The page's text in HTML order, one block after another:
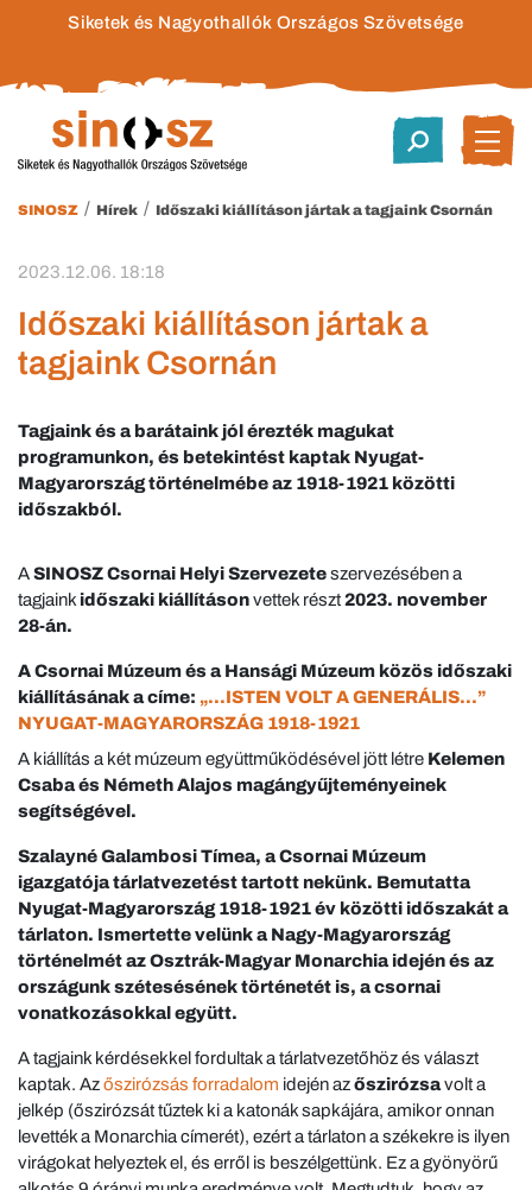
Siketek és Nagyothallók Országos Szövetsége
SINOSZ / Hírek / Időszaki kiállításon jártak a tagjaink Csornán
2023.12.06. 18:18
Időszaki kiállításon jártak a
tagjaink Csornán
Tagjaink és a barátaink jól érezték magukat
programunkon, és betekintést kaptak Nyugat-
Magyarország történelmébe az 1918-1921 közötti
időszakból.
ASINOSZ Csornai Helyi Szervezeteszervezésében a
tagjaink időszaki kiállításonvettek részt2023. november
28-án.
A Csornai Múzeum és a Hansági Múzeum közös időszaki
kiállításának a címe: „…ISTEN VOLT A GENERÁLIS…”
NYUGAT-MAGYARORSZÁG 1918-1921
A kiállítás a két múzeum együttműködésével jött létre Kelemen
Csaba és Németh Alajos magángyűjteményeinek
segítségével.
Szalayné Galambosi Tímea, a Csornai Múzeum
igazgatója tárlatvezetésttartott nekünk. Bemutatta
Nyugat-Magyarország 1918-1921 év közötti időszakát a
tárlaton. Ismertette velünk a Nagy-Magyarország
történelmét az Osztrák-Magyar Monarchia idején és az
országunk szétesésének történetét is, a csornai
vonatkozásokkal együtt.
A tagjaink kérdésekkel fordultak a tárlatvezetőhöz és választ
kaptak. Azőszirózsás forradalom idején azőszirózsavolt a
jelkép (őszirózsát tűztek ki a katonák sapkájára, amikor onnan
levették a Monarchia címerét), ezért a tárlaton a székekre is ilyen
virágokat helyeztek el, és erről is beszélgettünk. Ez a gyönyörű